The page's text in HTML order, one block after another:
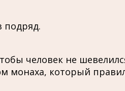
подряд.
человек не
монаха, который